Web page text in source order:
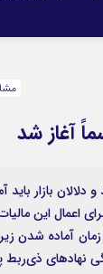
جاذبه‌های
آغاز شد
دلالان بازار
لازم برای
آماده شدن
نهادهای